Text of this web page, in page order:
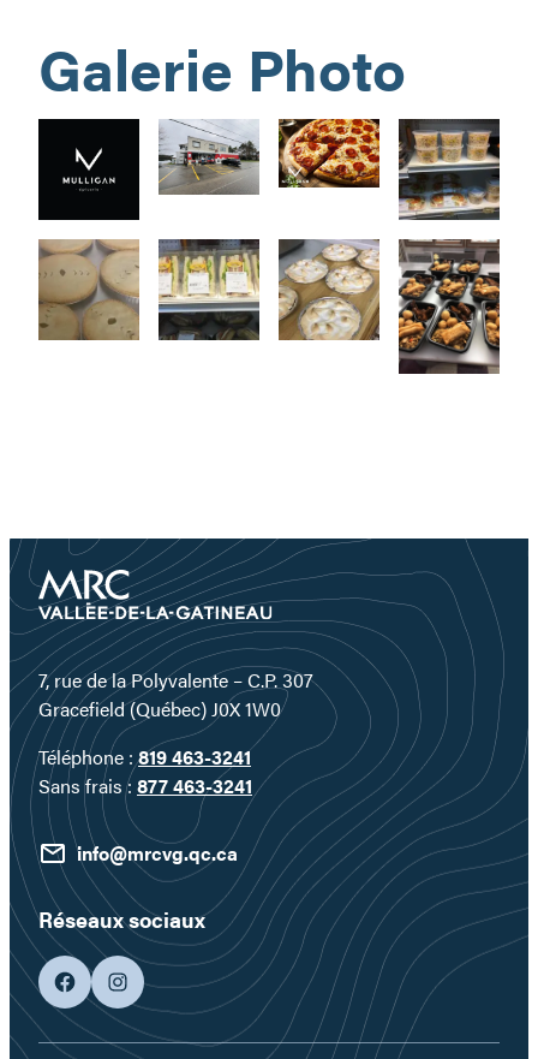
Galerie Photo
7, rue de la Polyvalente – C.P. 307
Gracefield (Québec) J0X 1W0
Téléphone :819 463-3241
Sans frais : 877 463-3241
info@mrcvg.qc.ca
Réseaux sociaux
facebookgoogleplus